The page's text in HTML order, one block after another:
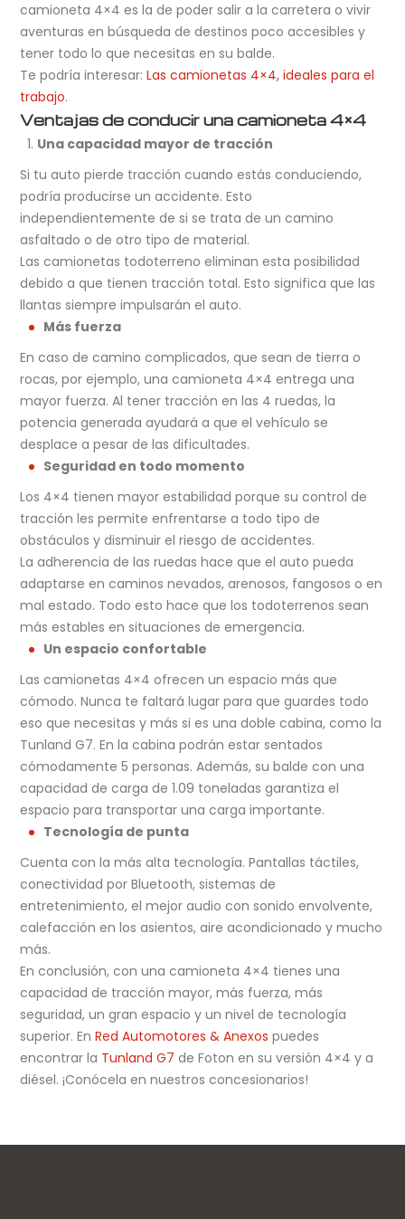
camioneta 4×4 es la de poder salir a la carretera o vivir
aventuras en búsqueda de destinos poco accesibles y
tener todo lo que necesitas en su balde.
Te podría interesar:Las camionetas 4×4, ideales para el
trabajo.
Ventajas de conducir una camioneta 4×4
Una capacidad mayor de tracción
Si tu auto pierde tracción cuando estás conduciendo,
podría producirse un accidente. Esto
independientemente de si se trata de un camino
asfaltado o de otro tipo de material.
Las camionetas todoterreno eliminan esta posibilidad
debido a que tienen tracción total. Esto significa que las
llantas siempre impulsarán el auto.
Más fuerza
En caso de camino complicados, que sean de tierra o
rocas, por ejemplo, una camioneta 4×4 entrega una
mayor fuerza. Al tener tracción en las 4 ruedas, la
potencia generada ayudará a que el vehículo se
desplace a pesar de las dificultades.
Seguridad en todo momento
Los 4×4 tienen mayor estabilidad porque su control de
tracción les permite enfrentarse a todo tipo de
obstáculos y disminuir el riesgo de accidentes.
La adherencia de las ruedas hace que el auto pueda
adaptarse en caminos nevados, arenosos, fangosos o en
mal estado. Todo esto hace que los todoterrenos sean
más estables en situaciones de emergencia.
Un espacio confortable
Las camionetas 4×4 ofrecen un espacio más que
cómodo. Nunca te faltará lugar para que guardes todo
eso que necesitas y más si es una doble cabina, como la
Tunland G7. En la cabina podrán estar sentados
cómodamente 5 personas. Además, su balde con una
capacidad de carga de 1.09 toneladas garantiza el
espacio para transportar una carga importante.
Tecnología de punta
Cuenta con la más alta tecnología. Pantallas táctiles,
conectividad por Bluetooth, sistemas de
entretenimiento, el mejor audio con sonido envolvente,
calefacción en los asientos, aire acondicionado y mucho
más.
En conclusión, con una camioneta 4×4 tienes una
capacidad de tracción mayor, más fuerza, más
seguridad, un gran espacio y un nivel de tecnología
superior. EnRed Automotores & Anexos puedes
encontrar la Tunland G7 de Foton en su versión 4×4 y a
diésel. ¡Conócela en nuestros concesionarios!